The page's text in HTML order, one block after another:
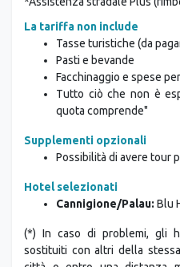
Tasse turistiche (da
Pasti e bevande
Facchinaggio e spese
Tutto ciò che non è
quota comprende"
Possibilità di avere tour
Cannigione/Palau:
sostituiti con altri della
città o entro una distanza